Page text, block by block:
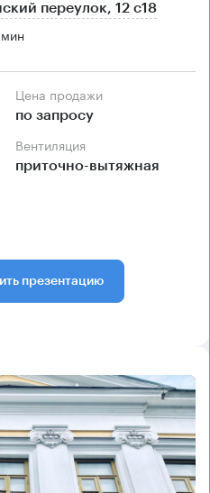
переулок, 12 с18
Цена продажи
по запросу
Вентиляция
приточно-вытяжная
презентацию